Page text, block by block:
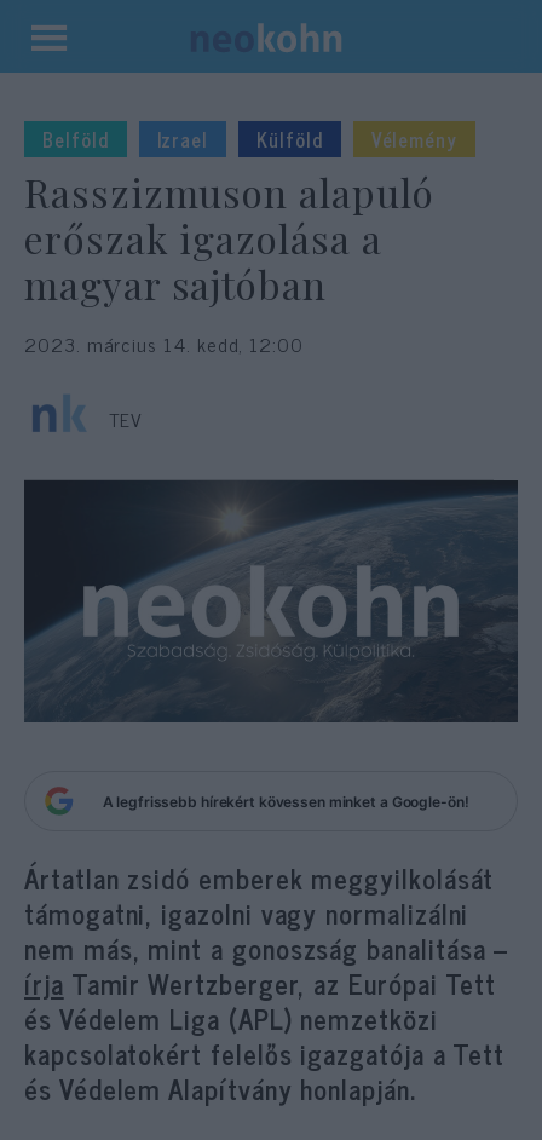
Kilépés
tartalomba
Belföld Izrael Külföld Vélemény
Rasszizmuson alapuló
erőszak igazolása a
magyar sajtóban
2023. március 14. kedd, 12:00
TEV
A legfrissebb hírekért kövessen minket a Google-ön!
Ártatlan zsidó emberek meggyilkolását
támogatni, igazolni vagy normalizálni
nem más, mint a gonoszság banalitása –
írja Tamir Wertzberger, az Európai Tett
és Védelem Liga (APL) nemzetközi
kapcsolatokért felelős igazgatója a Tett
és Védelem Alapítvány honlapján.